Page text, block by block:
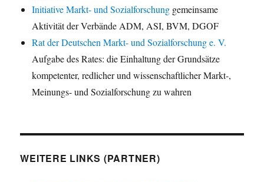
Initiative Markt- und Sozialforschung gemeinsame
Aktivität der Verbände ADM, ASI, BVM, DGOF
Rat der Deutschen Markt- und Sozialforschung e. V.
Aufgabe des Rates: die Einhaltung der Grundsätze
kompetenter, redlicher und wissenschaftlicher Markt-,
Meinungs- und Sozialforschung zu wahren
WEITERE LINKS (PARTNER)